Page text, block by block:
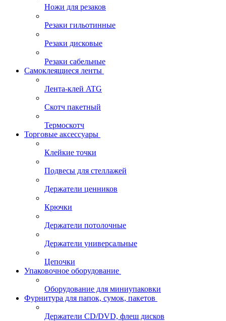
Ножи для резаков
Резаки гильотинные
Резаки дисковые
Резаки сабельные
Самоклеящиеся ленты
Лента-клей ATG
Скотч пакетный
Термоскотч
Торговые аксессуары
Клейкие точки
Подвесы для стеллажей
Держатели ценников
Крючки
Держатели потолочные
Держатели универсальные
Цепочки
Упаковочное оборудование
Оборудование для миниупаковки
Фурнитура для папок, сумок, пакетов
Держатели CD/DVD, флеш дисков